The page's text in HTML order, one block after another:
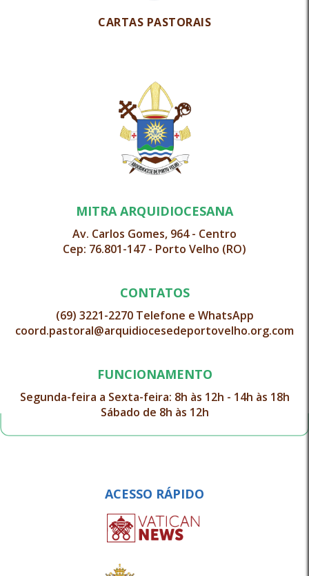
CARTAS PASTORAIS
MITRA ARQUIDIOCESANA
Av. Carlos Gomes, 964 - Centro
Cep: 76.801-147 - Porto Velho (RO)
CONTATOS
(69) 3221-2270 Telefone e WhatsApp
coord.pastoral@arquidiocesedeportovelho.org.com
FUNCIONAMENTO
Segunda-feira a Sexta-feira: 8h às 12h - 14h às 18h
Sábado de 8h às 12h
ACESSO RÁPIDO